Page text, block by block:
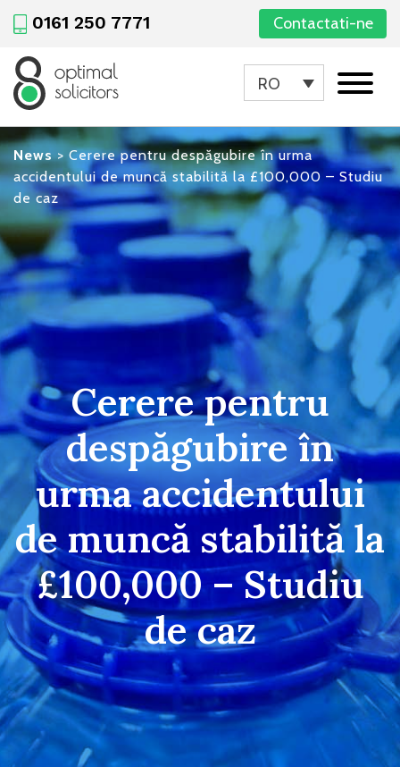
0161 250 7771 Contactati-ne
RO
News> Cerere pentru despăgubire în urma
accidentului de muncă stabilită la £100,000 – Studiu
de caz
Cerere pentru
despăgubire în
urma accidentului
de muncă stabilită la
£100,000 – Studiu
de caz